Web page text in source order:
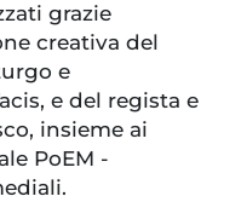
grazie
creativa del
e
e del regista e
insieme ai
PoEM -